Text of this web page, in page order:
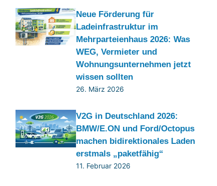
Neue Förderung für
Ladeinfrastruktur im
Mehrparteienhaus 2026: Was
WEG, Vermieter und
Wohnungsunternehmen jetzt
wissen sollten
26. März 2026
V2G in Deutschland 2026:
BMW/E.ON und Ford/Octopus
machen bidirektionales Laden
erstmals „paketfähig“
11. Februar 2026